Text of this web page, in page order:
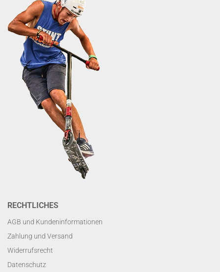
RECHTLICHES
AGB und Kundeninformationen
Zahlung und Versand
Widerrufsrecht
Datenschutz